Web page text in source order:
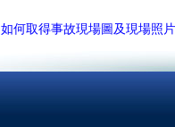
如何取得事故現場圖及現場照